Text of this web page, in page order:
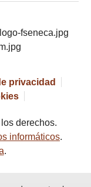
privacidad
derechos.
informáticos.
.